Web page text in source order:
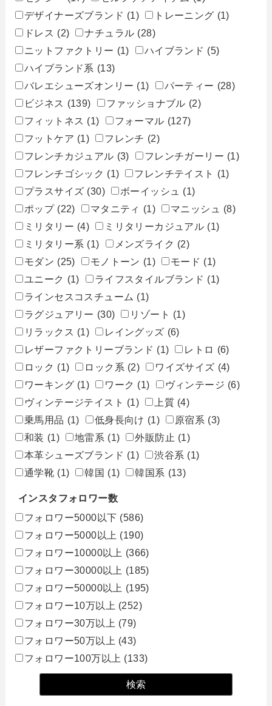
デザイナーズブランド (1) トレーニング (1)
ドレス (2) ナチュラル (28)
ニットファクトリー (1) ハイブランド (5)
ハイブランド系 (13)
バレエシューズオンリー (1) パーティー (28)
ビジネス (139) ファッショナブル (2)
フィットネス (1) フォーマル (127)
フットケア (1) フレンチ (2)
フレンチカジュアル (3) フレンチガーリー (1)
フレンチゴシック (1) フレンチテイスト
(1)
プラスサイズ (30) ボーイッシュ
(1)
ポップ (22) マタニティ (1) マニッシュ
(8)
ミリタリー (4) ミリタリーカジュアル (1)
ミリタリー系 (1) メンズライク (2)
モダン (25) モノトーン (1) モード (1)
ユニーク (1) ライフスタイルブランド (1)
ラインセスコスチューム (1)
ラグジュアリー (30) リゾート (1)
リラックス (1) レイングッズ (6)
レザーファクトリーブランド (1) レトロ (6)
ロック (1) ロック系 (2) ワイズサイズ (4)
ワーキング (1) ワーク (1) ヴィンテージ (6)
ヴィンテージテイスト (1) 上質 (4)
乗馬用品 (1) 低身長向け (1) 原宿系 (3)
和装 (1) 地雷系 (1) 外販防止 (1)
本革シューズブランド (1) 渋谷系 (1)
通学靴 (1) 韓国 (1) 韓国系 (13)
インスタフォロワー数
フォロワー5000以下 (586)
フォロワー5000以上 (190)
フォロワー10000以上 (366)
フォロワー30000以上 (185)
フォロワー50000以上 (195)
フォロワー10万以上 (252)
フォロワー30万以上 (79)
フォロワー50万以上 (43)
フォロワー100万以上 (133)